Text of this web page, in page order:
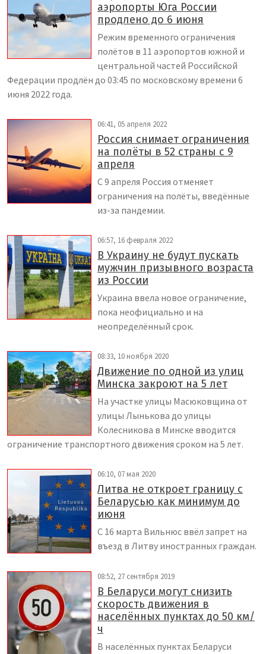
аэропорты Юга России
продлено до 6 июня
Режим временного ограничения
полётов в 11 аэропортов южной и
центральной частей Российской
Федерации продлён до 03:45 по московскому времени 6
июня 2022 года.
06:41, 05 апреля 2022
Россия снимает ограничения
на полёты в 52 страны с 9
апреля
С 9 апреля Россия отменяет
ограничения на полёты, введённые
из-за пандемии.
06:57, 16 февраля 2022
В Украину не будут пускать
мужчин призывного возраста
из России
Украина ввела новое ограничение,
пока неофициально и на
неопределённый срок.
08:33, 10 ноября 2020
Движение по одной из улиц
Минска закроют на 5 лет
На участке улицы Масюковщина от
улицы Лынькова до улицы
Колесникова в Минске вводится
ограничение транспортного движения сроком на 5 лет.
06:10, 07 мая 2020
Литва не откроет границу с
Беларусью как минимум до
июня
С 16 марта Вильнюс ввёл запрет на
въезд в Литву иностранных граждан.
08:52, 27 сентября 2019
В Беларуси могут снизить
скорость движения в
населённых пунктах до 50 км/
ч
В населённых пунктах Беларуси